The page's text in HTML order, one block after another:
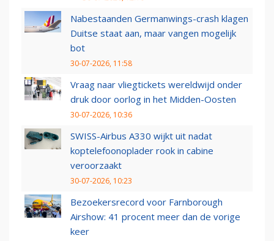
Nabestaanden Germanwings-crash klagen
Duitse staat aan, maar vangen mogelijk
bot
30-07-2026, 11:58
Vraag naar vliegtickets wereldwijd onder
druk door oorlog in het Midden-Oosten
30-07-2026, 10:36
SWISS-Airbus A330 wijkt uit nadat
koptelefoonoplader rook in cabine
veroorzaakt
30-07-2026, 10:23
Bezoekersrecord voor Farnborough
Airshow: 41 procent meer dan de vorige
keer